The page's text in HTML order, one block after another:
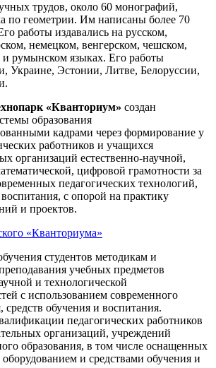
трудов, около 60 монографий,
по геометрии. Им написаны более 70
работы издавались на русском,
немецком, венгерском, чешском,
и румынском языках. Его работы
Украине, Эстонии, Литве, Белоруссии,
«Кванториум» создан
образования
кадрами через формирование у
работников и учащихся
организаций естественно-научной,
цифровой грамотности за
педагогических технологий,
с опорой на практику
и проектов.
«Кванториума»
студентов методикам и
учебных предметов
и технологической
с использованием современного
средств обучения и воспитания.
педагогических работников
организаций, учреждений
образования, в том числе оснащенных
и средствами обучения и